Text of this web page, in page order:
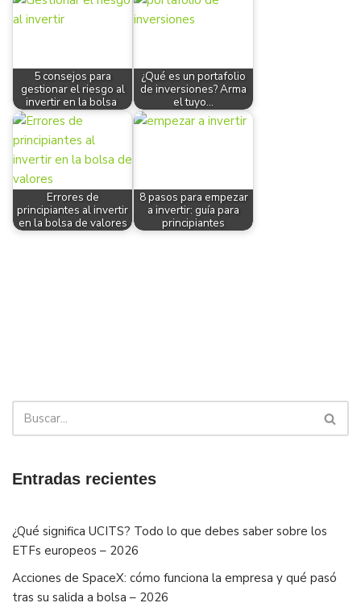
5 consejos para
gestionar el riesgo al
invertir en la bolsa
¿Qué es un portafolio
de inversiones? Arma
el tuyo…
Errores de
principiantes al invertir
en la bolsa de valores
8 pasos para empezar
a invertir: guía para
principiantes
Entradas recientes
¿Qué significa UCITS? Todo lo que debes saber sobre los
ETFs europeos – 2026
Acciones de SpaceX: cómo funciona la empresa y qué pasó
tras su salida a bolsa – 2026